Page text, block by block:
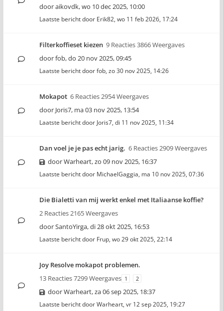
dooraikovdk,wo 10 dec 2025, 10:00
Laatste bericht door Erik82, wo 11 feb 2026, 17:24
Filterkoffieset kiezen 9 Reacties 3866 Weergaves
doorfob,do 20 nov 2025, 09:45
Laatste bericht doorfob, zo 30 nov 2025, 14:26
Mokapot 6 Reacties 2954 Weergaves
door Joris7, ma 03 nov 2025, 13:54
Laatste bericht door Joris7, di 11 nov 2025, 11:34
Dan voel je je pas echt jarig. 6 Reacties 2909 Weergaves
doorWarheart,zo 09 nov 2025, 16:37
Laatste bericht door MichaelGaggia, ma 10 nov 2025, 07:36
Die Bialetti van mij werkt enkel met Italiaanse koffie?
2 Reacties 2165 Weergaves
doorSantoYirga,di 28 okt 2025, 16:53
Laatste bericht door Frup, wo 29 okt 2025, 22:14
Joy Resolve mokapot problemen.
13 Reacties 7299 Weergaves 1 2
doorWarheart,za 06 sep 2025, 18:37
Laatste bericht doorWarheart, vr 12 sep 2025, 19:27